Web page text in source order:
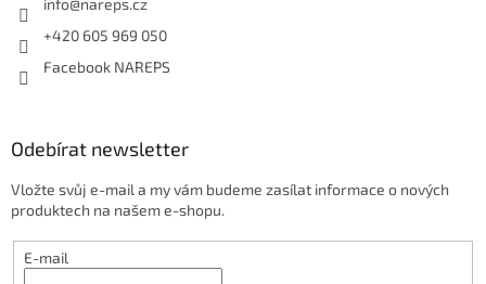
+420 605 969 050
Facebook NAREPS
Odebírat newsletter
Vložte svůj e-mail a my vám budeme zasílat informace o nových
produktech na našem e-shopu.
E-mail